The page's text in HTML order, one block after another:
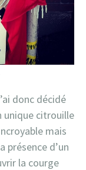
donc décidé
unique citrouille
mais
d’un
la courge